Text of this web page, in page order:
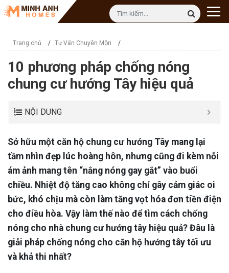
Trang chủ / Tư Vấn Chuyên Môn /
10 phương pháp chống nóng
chung cư hướng Tây hiệu quả
NỘI DUNG
Sở hữu một căn hộ chung cư hướng Tây mang lại
tầm nhìn đẹp lúc hoàng hôn, nhưng cũng đi kèm nỗi
ám ảnh mang tên “nắng nóng gay gắt” vào buổi
chiều. Nhiệt độ tăng cao không chỉ gây cảm giác oi
bức, khó chịu mà còn làm tăng vọt hóa đơn tiền điện
cho điều hòa. Vậy làm thế nào để tìm cách chống
nóng cho nhà chung cư hướng tây hiệu quả? Đâu là
giải pháp chống nóng cho căn hộ hướng tây tối ưu
và khả thi nhất?